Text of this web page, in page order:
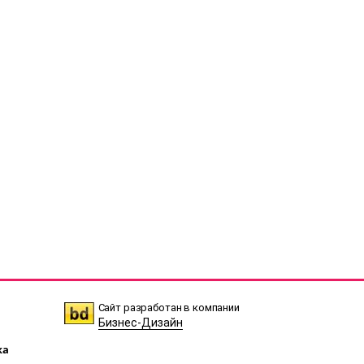
Сайт разработан в компании
Бизнес-Дизайн